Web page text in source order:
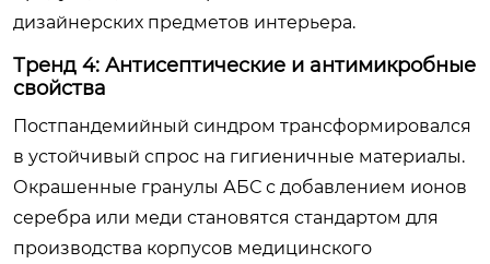
дизайнерских предметов интерьера.
Тренд 4: Антисептические и антимикробные
свойства
Постпандемийный синдром трансформировался
в устойчивый спрос на гигиеничные материалы.
Окрашенные гранулы АБС с добавлением ионов
серебра или меди становятся стандартом для
производства корпусов медицинского